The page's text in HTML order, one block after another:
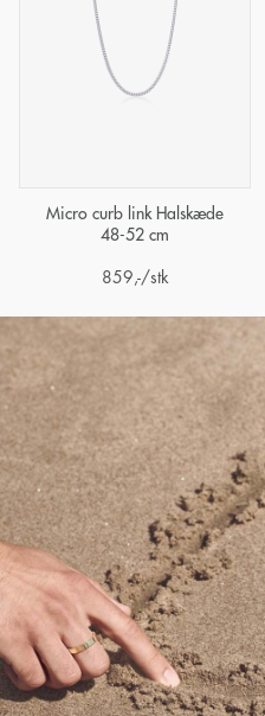
Micro curb link Halskæde
48-52 cm
859 ,-/stk